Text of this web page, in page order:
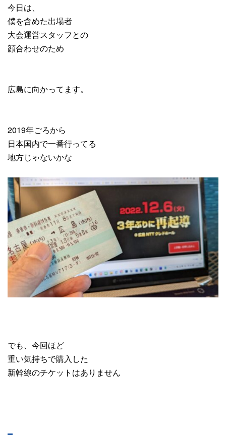
今日は、
僕を含めた出場者
大会運営スタッフとの
顔合わせのため
広島に向かってます。
2019年ごろから
日本国内で一番行ってる
地方じゃないかな
でも、今回ほど
重い気持ちで購入した
新幹線のチケットはありません